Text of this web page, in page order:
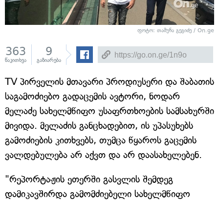
ფოტო: თამუნა გეგიძე / On.ge
363
წაკითხვა
9
გაზიარება
TV პირველის მთავარი პროდიუსერი და შაბათის
საგამოძიებო გადაცემის ავტორი, ნოდარ
მელაძე სახელმწიფო უსაფრთხოების სამსახურში
მივიდა. მელაძის განცხადებით, ის უპასუხებს
გამოძიების კითხვებს, თუმცა წყაროს გაცემის
ვალდებულება არ აქვთ და არ დაასახელებენ.
"რეპორტაჟის ეთერში გასვლის შემდეგ
დამიკავშირდა გამომძიებელი სახელმწიფო